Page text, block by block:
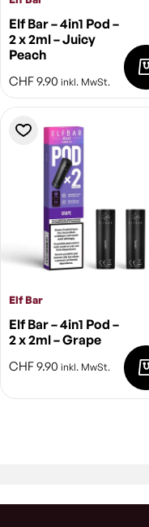
Elf Bar – 4in1 Pod –
2 x 2ml – Juicy
Peach
CHF9.90 inkl. MwSt.
Elf Bar
Elf Bar – 4in1 Pod –
2 x 2ml – Grape
CHF9.90 inkl. MwSt.